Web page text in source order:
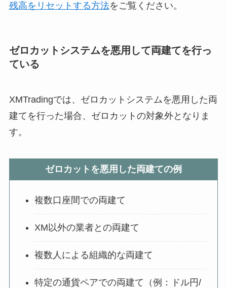
残高をリセットする方法をご覧ください。
ゼロカットシステムを悪用して両建てを行っ
ている
XMTradingでは、ゼロカットシステムを悪用した両
建てを行った場合、ゼロカットの対象外となりま
す。
ゼロカットを悪用した両建ての例
複数口座間での両建て
XM以外の業者との両建て
複数人による組織的な両建て
特定の通貨ペアでの両建て（例：ドル円/